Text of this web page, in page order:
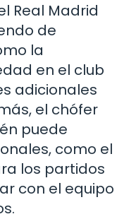
Real Madrid
de
la
en el club
adicionales
el chófer
puede
como el
los partidos
con el equipo